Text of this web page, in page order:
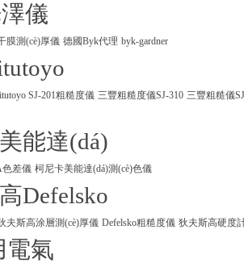
儀
膜測(cè)厚儀 德國Byk代理 byk-gardner
SJ-201粗糙度儀 三豐粗糙度儀SJ-310 三豐粗糙儀
能達(dá)
色差儀 柯尼卡美能達(dá)測(cè)色儀
Defelsko
夫斯高涂層測(cè)厚儀 Defelsko粗糙度儀 狄夫斯高硬度
電氣